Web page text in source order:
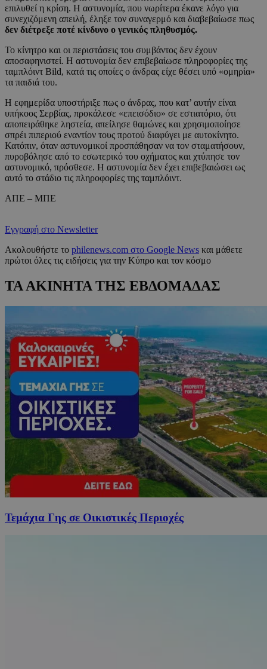
επιλυθεί η κρίση. Η αστυνομία, που νωρίτερα έκανε λόγο για
συνεχιζόμενη απειλή, έληξε τον συναγερμό και διαβεβαίωσε πως
δεν διέτρεξε ποτέ κίνδυνο ο γενικός πληθυσμός.
Το κίνητρο και οι περιστάσεις του συμβάντος δεν έχουν
αποσαφηνιστεί. Η αστυνομία δεν επιβεβαίωσε πληροφορίες της
ταμπλόιντ Bild, κατά τις οποίες ο άνδρας είχε θέσει υπό «ομηρία»
τα παιδιά του.
Η εφημερίδα υποστήριξε πως ο άνδρας, που κατ’ αυτήν είναι
υπήκοος Σερβίας, προκάλεσε «επεισόδιο» σε εστιατόριο, ότι
αποπειράθηκε ληστεία, απείλησε θαμώνες και χρησιμοποίησε
σπρέι πιπεριού εναντίον τους προτού διαφύγει με αυτοκίνητο.
Κατόπιν, όταν αστυνομικοί προσπάθησαν να τον σταματήσουν,
πυροβόλησε από το εσωτερικό του οχήματος και χτύπησε τον
αστυνομικό, πρόσθεσε. Η αστυνομία δεν έχει επιβεβαιώσει ως
αυτό το στάδιο τις πληροφορίες της ταμπλόιντ.
ΑΠΕ – ΜΠΕ
Εγγραφή στο Newsletter
Ακολουθήστε το philenews.com στο Google News και μάθετε
πρώτοι όλες τις ειδήσεις για την Κύπρο και τον κόσμο
ΤΑ ΑΚΙΝΗΤΑ ΤΗΣ ΕΒΔΟΜΑΔΑΣ
Τεμάχια Γης σε Οικιστικές Περιοχές